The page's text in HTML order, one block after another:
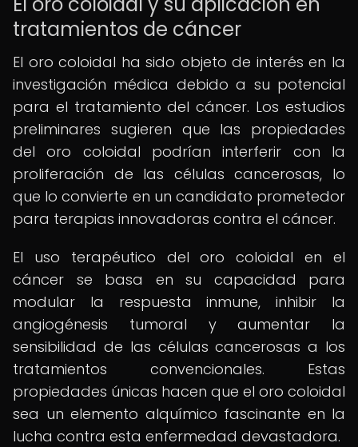
tratamientos de cáncer
El oro coloidal ha sido objeto de interés en la
investigación médica debido a su potencial
para el tratamiento del cáncer. Los estudios
preliminares sugieren que las propiedades
del oro coloidal podrían interferir con la
proliferación de las células cancerosas, lo
que lo convierte en un candidato prometedor
para terapias innovadoras contra el cáncer.
El uso terapéutico del oro coloidal en el
cáncer se basa en su capacidad para
modular la respuesta inmune, inhibir la
angiogénesis tumoral y aumentar la
sensibilidad de las células cancerosas a los
tratamientos convencionales. Estas
propiedades únicas hacen que el oro coloidal
sea un elemento alquímico fascinante en la
lucha contra esta enfermedad devastadora.